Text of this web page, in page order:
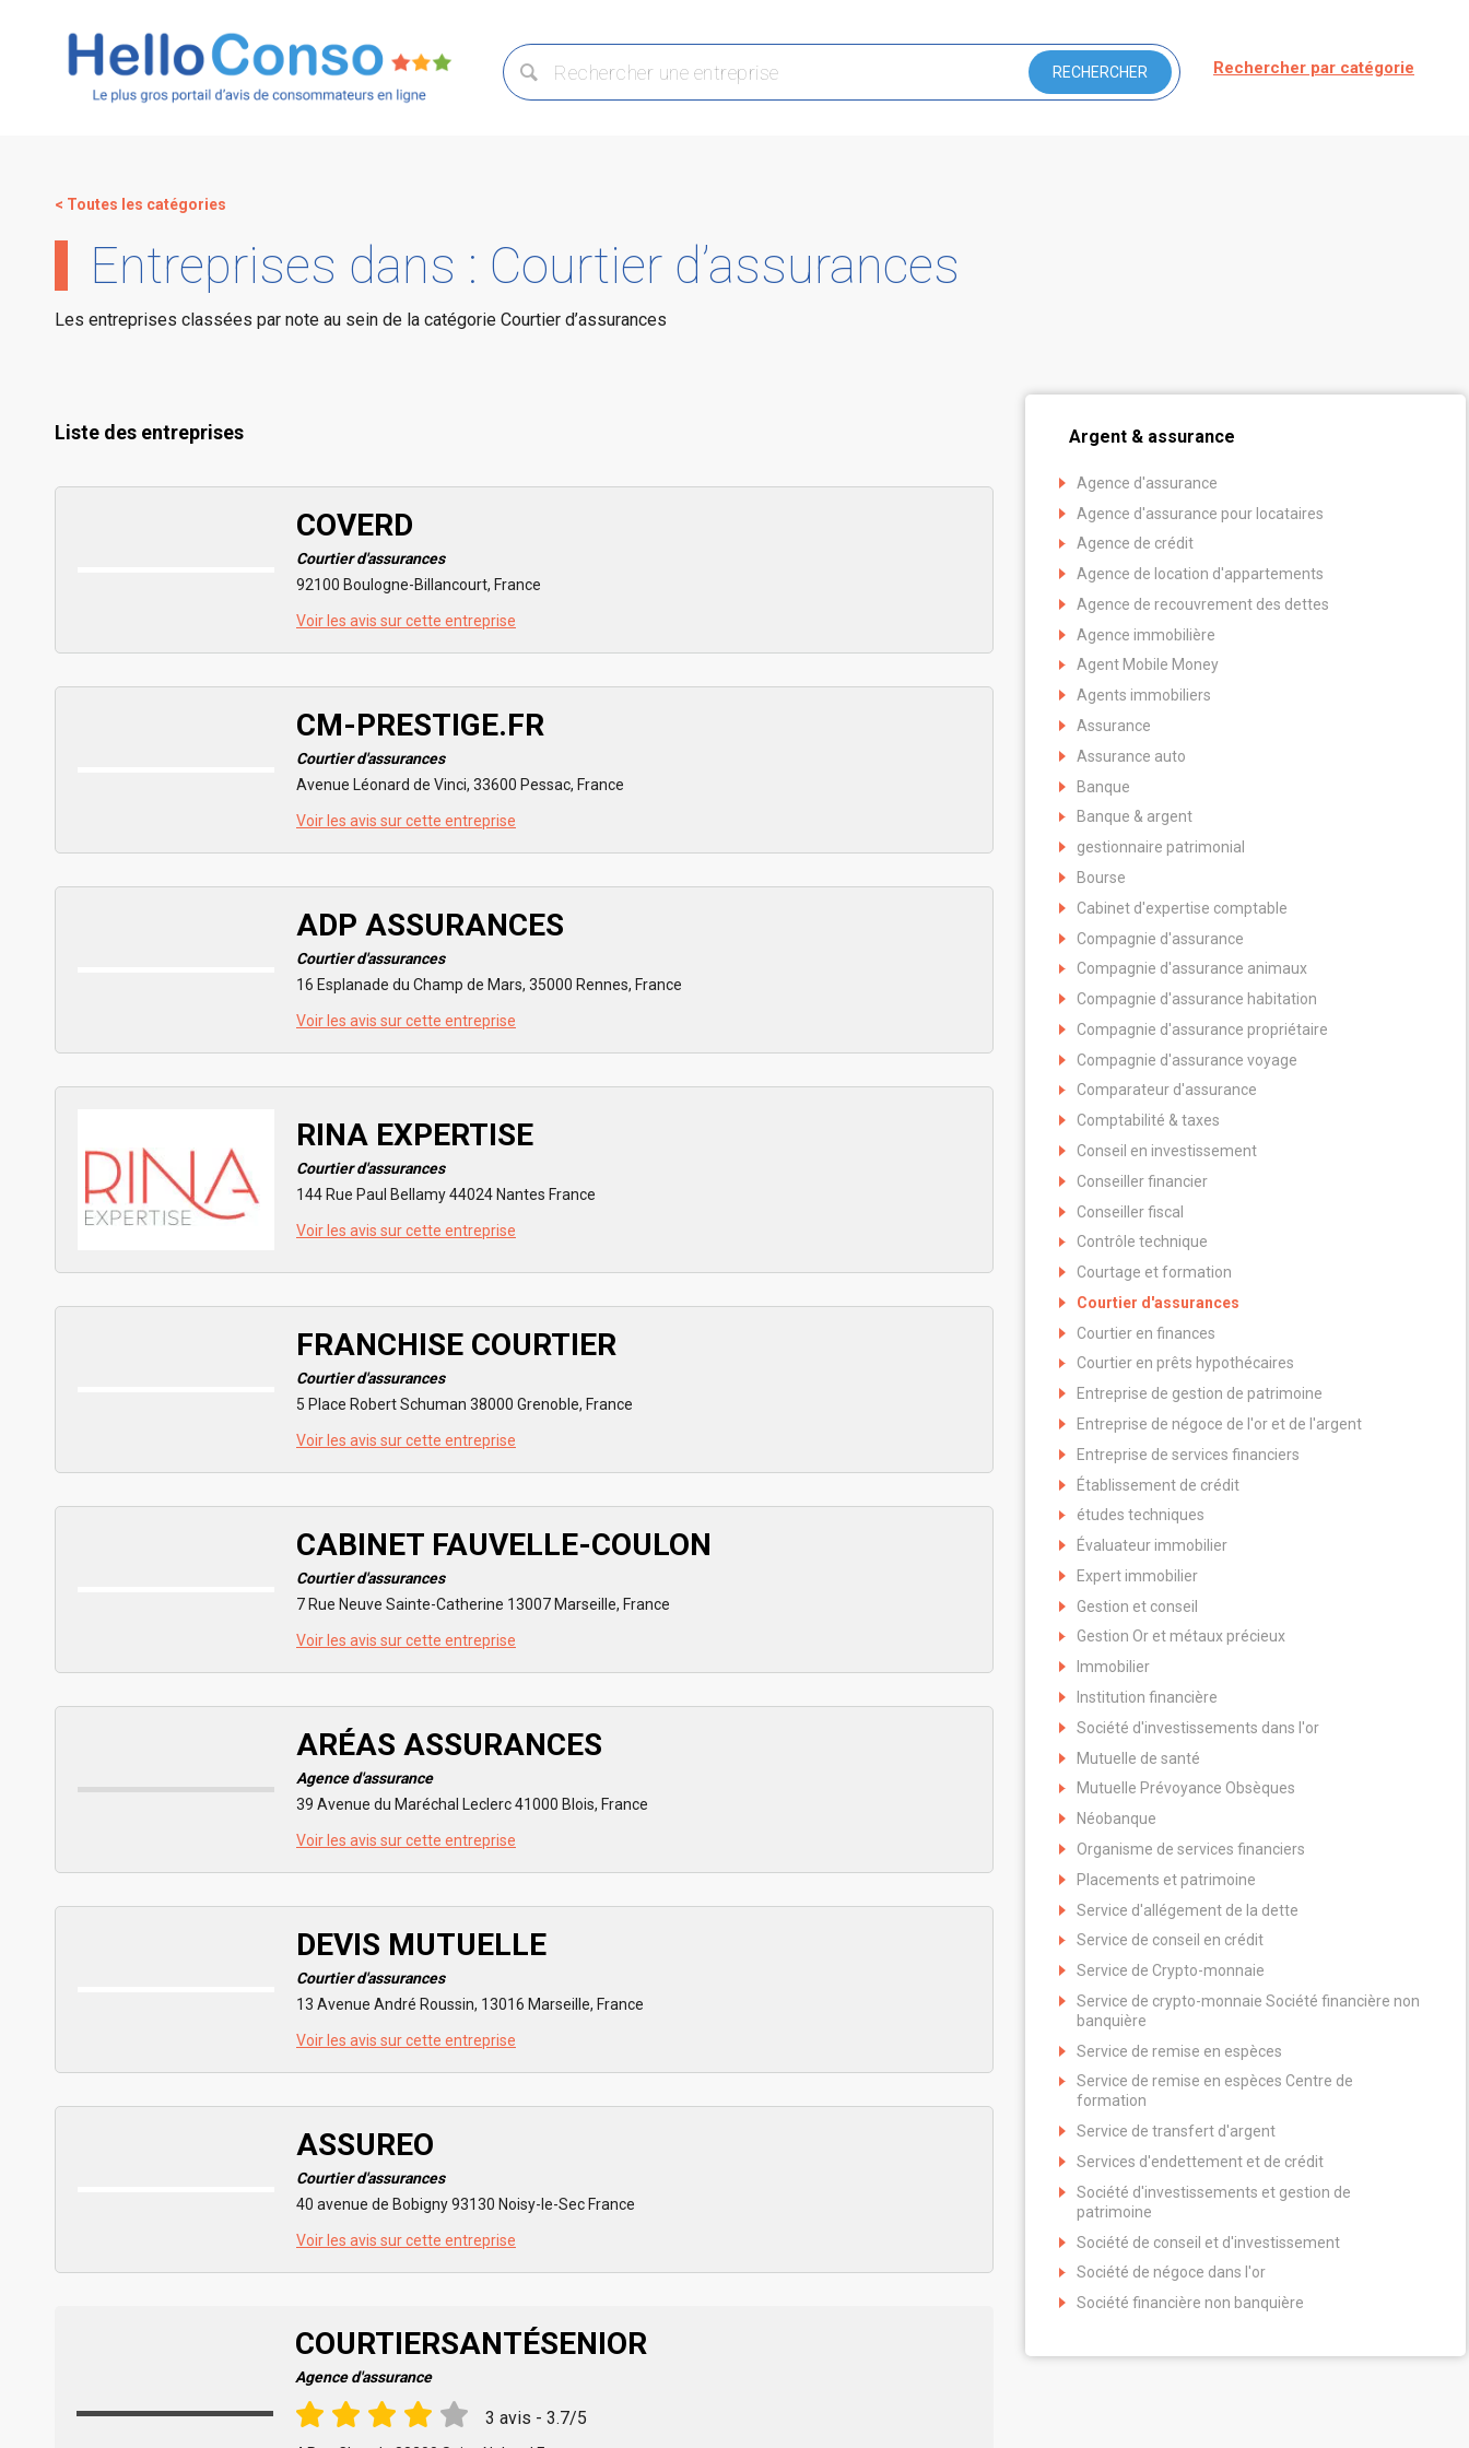
Rechercher par catégorie
< Toutes les catégories
Entreprises dans : Courtier d’assurances
Les entreprises classées par note au sein de la catégorie Courtier d’assurances
Liste des entreprises
COVERD
Courtier d'assurances
92100 Boulogne-Billancourt, France
Voir les avis sur cette entreprise
CM-PRESTIGE.FR
Courtier d'assurances
Avenue Léonard de Vinci, 33600 Pessac, France
Voir les avis sur cette entreprise
ADP ASSURANCES
Courtier d'assurances
16 Esplanade du Champ de Mars, 35000 Rennes, France
Voir les avis sur cette entreprise
RINA EXPERTISE
Courtier d'assurances
144 Rue Paul Bellamy 44024 Nantes France
Voir les avis sur cette entreprise
FRANCHISE COURTIER
Courtier d'assurances
5 Place Robert Schuman 38000 Grenoble, France
Voir les avis sur cette entreprise
CABINET FAUVELLE-COULON
Courtier d'assurances
7 Rue Neuve Sainte-Catherine 13007 Marseille, France
Voir les avis sur cette entreprise
ARÉAS ASSURANCES
Agence d'assurance
39 Avenue du Maréchal Leclerc 41000 Blois, France
Voir les avis sur cette entreprise
DEVIS MUTUELLE
Courtier d'assurances
13 Avenue André Roussin, 13016 Marseille, France
Voir les avis sur cette entreprise
ASSUREO
Courtier d'assurances
40 avenue de Bobigny 93130 Noisy-le-Sec France
Voir les avis sur cette entreprise
COURTIERSANTÉSENIOR
Agence d'assurance
3 avis - 3.7/5
Argent & assurance
Agence d'assurance
Agence d'assurance pour locataires
Agence de crédit
Agence de location d'appartements
Agence de recouvrement des dettes
Agence immobilière
Agent Mobile Money
Agents immobiliers
Assurance
Assurance auto
Banque
Banque & argent
gestionnaire patrimonial
Bourse
Cabinet d'expertise comptable
Compagnie d'assurance
Compagnie d'assurance animaux
Compagnie d'assurance habitation
Compagnie d'assurance propriétaire
Compagnie d'assurance voyage
Comparateur d'assurance
Comptabilité & taxes
Conseil en investissement
Conseiller financier
Conseiller fiscal
Contrôle technique
Courtage et formation
Courtier d'assurances
Courtier en finances
Courtier en prêts hypothécaires
Entreprise de gestion de patrimoine
Entreprise de négoce de l'or et de l'argent
Entreprise de services financiers
Établissement de crédit
études techniques
Évaluateur immobilier
Expert immobilier
Gestion et conseil
Gestion Or et métaux précieux
Immobilier
Institution financière
Société d'investissements dans l'or
Mutuelle de santé
Mutuelle Prévoyance Obsèques
Néobanque
Organisme de services financiers
Placements et patrimoine
Service d'allégement de la dette
Service de conseil en crédit
Service de Crypto-monnaie
Service de crypto-monnaie Société financière non
banquière
Service de remise en espèces
Service de remise en espèces Centre de
formation
Service de transfert d'argent
Services d'endettement et de crédit
Société d'investissements et gestion de
patrimoine
Société de conseil et d'investissement
Société de négoce dans l'or
Société financière non banquière